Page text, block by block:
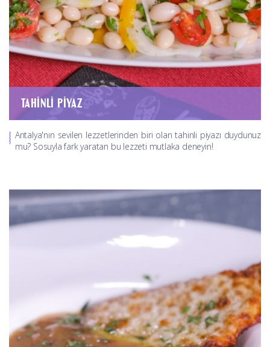
TAHINLI PIYAZ
Antalya'nın sevilen lezzetlerinden biri olan tahinli piyazı duydunuz
mu? Sosuyla fark yaratan bu lezzeti mutlaka deneyin!